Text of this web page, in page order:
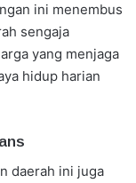
ini menembus
sengaja
yang menjaga
hidup harian
daerah ini juga